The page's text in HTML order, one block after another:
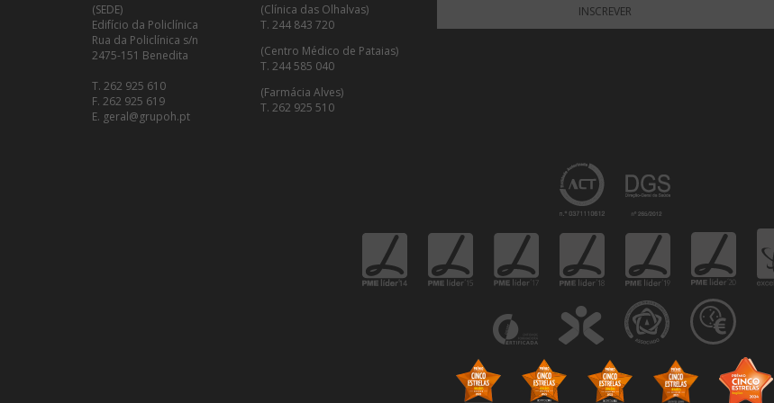
(SEDE)
Edifício da Policlínica
Rua da Policlínica s/n
2475-151 Benedita
T. 262 925 610
F. 262 925 619
E. geral@grupoh.pt
(Clínica das Olhalvas)
T. 244 843 720
(Centro Médico de Pataias)
T. 244 585 040
(Farmácia Alves)
T. 262 925 510
INSCREVER